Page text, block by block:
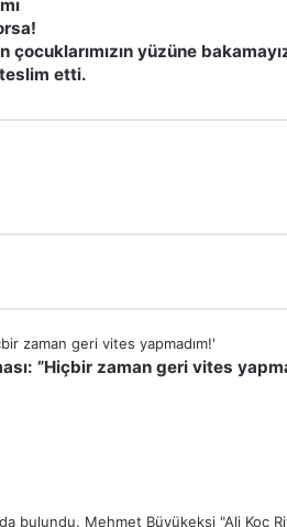
yüzüne
etti.
”Hiçbir zaman geri vites